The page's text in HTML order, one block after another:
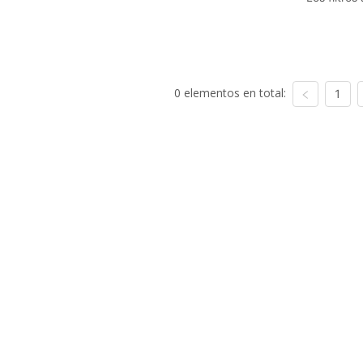
0 elementos en total: 1